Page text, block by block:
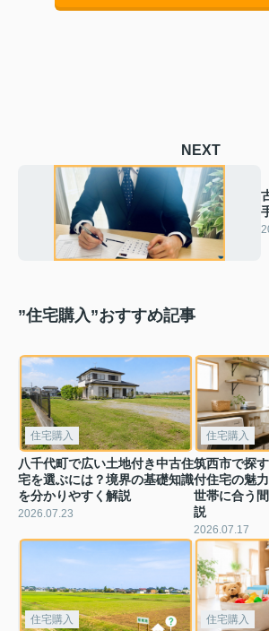
NEXT
”住宅購入”おすすめ記事
住宅購入
八千代町で広い土地付き中古住
宅を選ぶには？境界の基礎知識
を分かりやすく解説
2026.07.23
住宅購入
筑西市で探
付住宅の魅
世帯に合う
説
2026.07.17
住宅購入 住宅購入